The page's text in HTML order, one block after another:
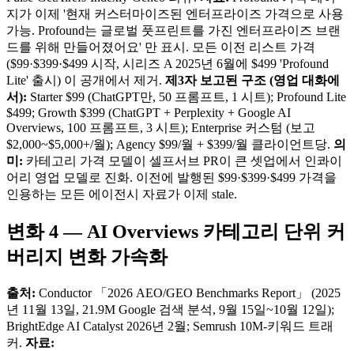
지가 이제 '현재 커스터마이즈된 엔터프라이즈 가격으로 사용
가능. Profound는 글로벌 풋프린트를 가진 엔터프라이즈 브랜
드를 위해 만들어졌어요' 만 표시. 모든 이전 리스트 가격
($99·$399·$499 시작, 시리즈 A 2025년 6월에 $499 'Profound
Lite' 출시) 이 공개에서 제거. 제3자 보고된 구조 (영업 대화에
서): Starter $99 (ChatGPT만, 50 프롬프트, 1 시트); Profound Lite
$499; Growth $399 (ChatGPT + Perplexity + Google AI
Overviews, 100 프롬프트, 3 시트); Enterprise 커스텀 (보고
$2,000~$5,000+/월); Agency $99/월 + $399/월 클라이언트당. 의
미: 카테고리 가격 모델이 셀프서브 PR이 큰 셋업에서 인콰이
어리 영업 모델로 진화. 이전에 발행된 $99·$399·$499 가격을
인용하는 모든 에이전시 자료가 이제 stale.
변화 4 — AI Overviews 카테고리 단위 커
버리지 변화 가속화
출처: Conductor 「2026 AEO/GEO Benchmarks Report」 (2025
년 11월 13일, 21.9M Google 검색 분석, 9월 15일~10월 12일);
BrightEdge AI Catalyst 2026년 2월; Semrush 10M-키워드 트래
커. 자료: